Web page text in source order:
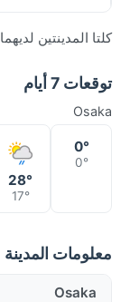
كلتا المدينتين
توقعات 7 أيام
Osaka
0°
0°
28°
17°
معلومات المدينة
Osaka